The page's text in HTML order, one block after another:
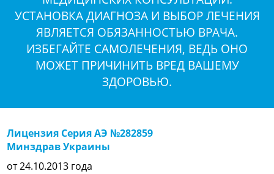
УСТАНОВКА ДИАГНОЗА И ВЫБОР ЛЕЧЕНИЯ
ЯВЛЯЕТСЯ ОБЯЗАННОСТЬЮ ВРАЧА.
ИЗБЕГАЙТЕ САМОЛЕЧЕНИЯ, ВЕДЬ ОНО
МОЖЕТ ПРИЧИНИТЬ ВРЕД ВАШЕМУ
ЗДОРОВЬЮ.
Лицензия Серия АЭ №282859
Минздрав Украины
от 24.10.2013 года